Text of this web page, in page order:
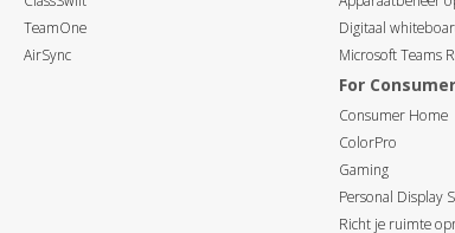
TeamOne
AirSync
Digitaal
Microsoft Teams
For Consumer
Consumer Home
ColorPro
Gaming
Personal Display
Richt je ruimte